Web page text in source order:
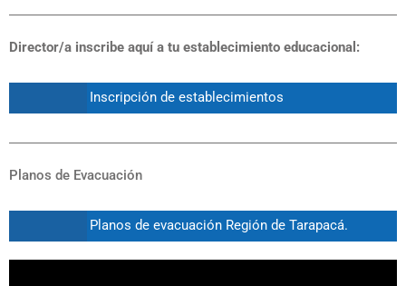
Director/a inscribe aquí a tu establecimiento educacional:
Inscripción de establecimientos
Planos de Evacuación
Planos de evacuación Región de Tarapacá.